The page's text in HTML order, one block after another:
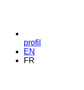
profil
EN
FR